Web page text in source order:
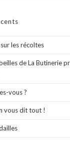
les récoltes
de La Butinerie
vous ?
vous dit tout !